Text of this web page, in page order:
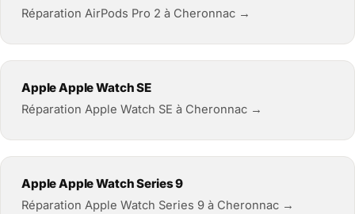
Réparation AirPods Pro 2 à Cheronnac →
Apple Apple Watch SE
Réparation Apple Watch SE à Cheronnac →
Apple Apple Watch Series 9
Réparation Apple Watch Series 9 à Cheronnac →